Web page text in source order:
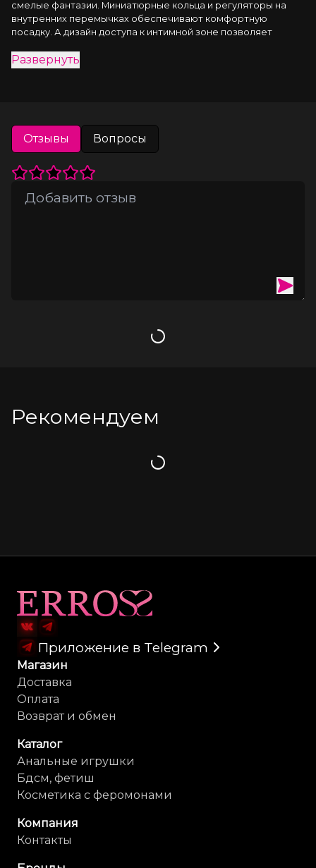
смелые фантазии. Миниатюрные кольца и регуляторы на
внутренних перемычках обеспечивают комфортную
посадку. А дизайн доступа к интимной зоне позволяет
На видео трусики Erolanta® Cheryl дополнены бралеттом с
застежкой спереди Erolanta® Odette.
Развернуть
Отзывы Вопросы
Загрузка
Рекомендуем
Загрузка
Приложение в Telegram
Магазин
Доставка
Оплата
Возврат и обмен
Каталог
Анальные игрушки
Бдсм, фетиш
Косметика с феромонами
Компания
Контакты
Карта сайта